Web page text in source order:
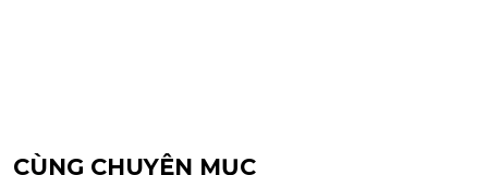
CÙNG CHUYÊN MỤC